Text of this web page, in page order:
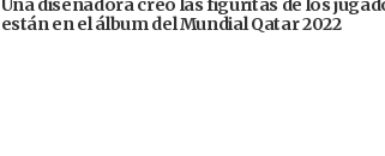
Una diseñadora creó las figuritas de los
están en el álbum del Mundial Qatar 2022